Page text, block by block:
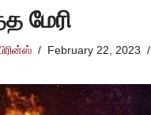
மேரி
February 22, 2023